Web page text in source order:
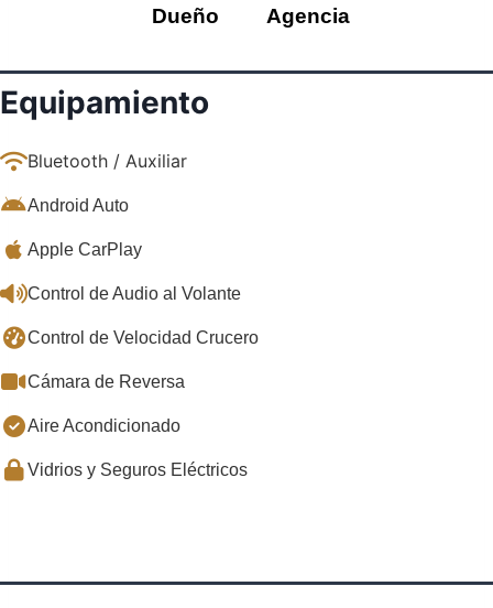
Dueño
Agencia
Equipamiento
Bluetooth / Auxiliar
Android Auto
Apple CarPlay
Control de Audio al Volante
Control de Velocidad Crucero
Cámara de Reversa
Aire Acondicionado
Vidrios y Seguros Eléctricos